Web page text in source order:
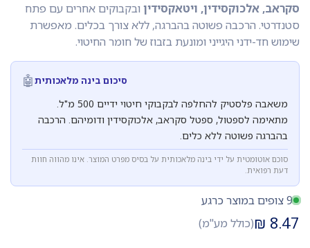
סקראב, אלכוקסידין, ויטאקסידין ובקבוקים אחרים עם פתח
סטנדרטי. הרכבה פשוטה בהברגה, ללא צורך בכלים. מאפשרת
שימוש חד-ידני היגייני ומונעת בזבוז של חומר החיטוי.
סיכום בינה מלאכותית🤖
משאבה פלסטיק להחלפה לבקבוקי חיטוי ידיים 500 מ"ל.
מתאימה לספטול, ספטל סקראב, אלכוקסידין ודומיהם. הרכבה
בהברגה פשוטה ללא כלים.
סוכם אוטומטית על ידי בינה מלאכותית על בסיס מפרט המוצר. אינו מהווה חוות
דעת רפואית.
9 צופים במוצר כרגע
8.47
₪(כולל מע"מ)